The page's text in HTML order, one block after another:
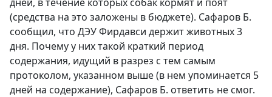
(средства на это заложены в бюджете). Сафаров Б.
сообщил, что ДЭУ Фирдавси держит животных 3
дня. Почему у них такой краткий период
содержания, идущий в разрез с тем самым
протоколом, указанном выше (в нем упоминается 5
дней на содержание), Сафаров Б. ответить не смог.